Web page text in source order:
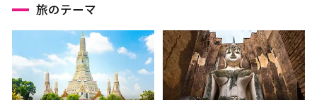
旅のテーマ